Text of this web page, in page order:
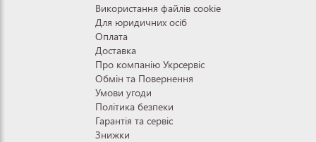
Використання файлів cookie
Для юридичних осіб
Оплата
Доставка
Про компанію Укрсервіс
Обмін та Повернення
Умови угоди
Політика безпеки
Гарантія та сервіс
Знижки